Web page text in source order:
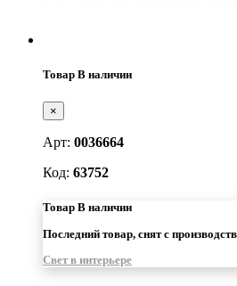
Товар В наличии
×
Арт: 0036664
Код: 63752
Товар В наличии
Последний товар, снят с
Свет в интерьере